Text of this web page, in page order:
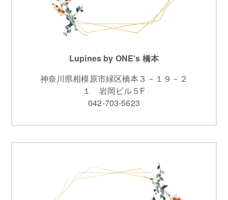
Lupines by ONE's 橋本
神奈川県相模原市緑区橋本３－１９－２
１ 岩岡ビル５F
042-703-5623